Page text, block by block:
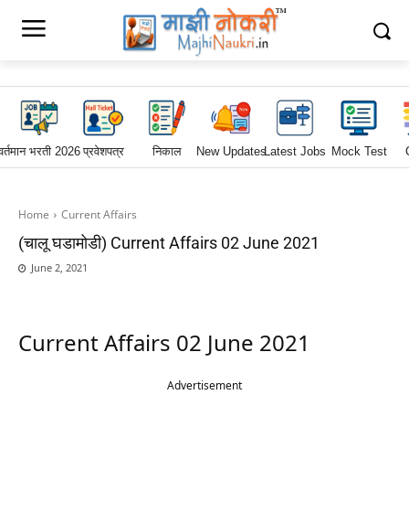
भरती 2026प्रवेशपत्र निकाल New UpdatesLatest Jobs Mock Test
Home Current Affairs
(चालू घडामोडी) Current Affairs 02 June 2021
June 2, 2021
Current Affairs 02 June 2021
Advertisement